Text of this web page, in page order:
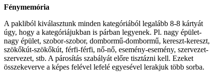
Fénymemória
A pakliból kiválasztunk minden kategóriából legalább 8-8 kártyát
úgy, hogy a kategóriájukban is párban legyenek. Pl. nagy épület-
nagy épület, szobor-szobor, dombormű-dombormű, kereszt-kereszt,
szökőkút-szökőkút, férfi-férfi, nő-nő, esemény-esemény, szervezet-
szervezet, stb. A párosítás szabályát előre tisztázni kell. Ezeket
összekeverve a képes felével lefelé egyesével lerakjuk több sorba.